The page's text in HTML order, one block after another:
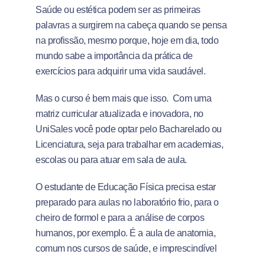
Saúde ou estética podem ser as primeiras
palavras a surgirem na cabeça quando se pensa
na profissão, mesmo porque, hoje em dia, todo
mundo sabe a importância da prática de
exercícios para adquirir uma vida saudável.
Mas o curso é bem mais que isso. Com uma
matriz curricular atualizada e inovadora, no
UniSales você pode optar pelo Bacharelado ou
Licenciatura, seja para trabalhar em academias,
escolas ou para atuar em sala de aula.
O estudante de Educação Física precisa estar
preparado para aulas no laboratório frio, para o
cheiro de formol e para a análise de corpos
humanos, por exemplo. É a aula de anatomia,
comum nos cursos de saúde, e imprescindível